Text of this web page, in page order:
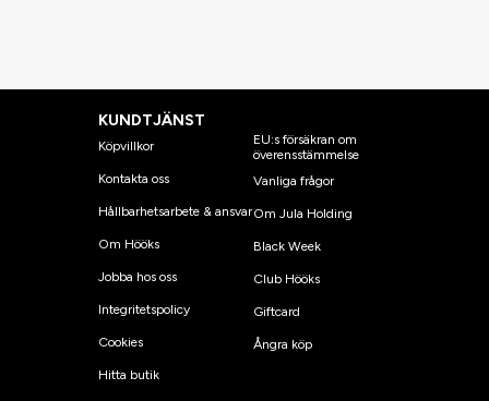
KUNDTJÄNST
Köpvillkor
Kontakta oss
Hållbarhetsarbete & ansvar
Om Hööks
Jobba hos oss
Integritetspolicy
Cookies
Hitta butik
EU:s försäkran om
överensstämmelse
Vanliga frågor
Om Jula Holding
Black Week
Club Hööks
Giftcard
Ångra köp